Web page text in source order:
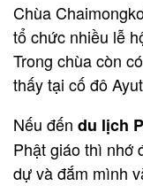
Chùa
tổ chức nhiều lễ
Trong chùa còn
thấy tại cố đô
Nếu đến du lịch
Phật giáo thì nhớ
dự và đắm mình